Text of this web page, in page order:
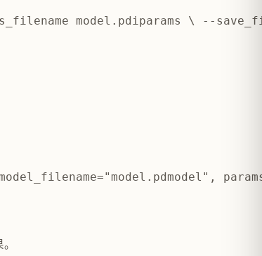
model.pdiparams \ --